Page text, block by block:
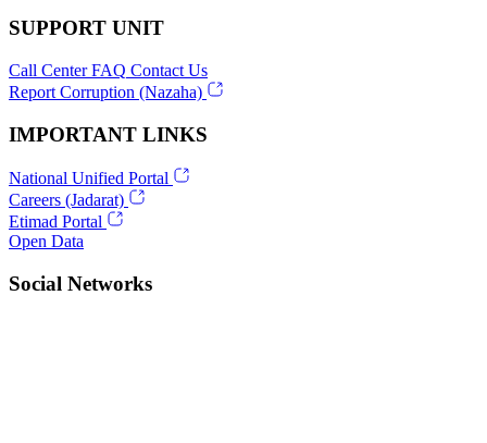
SUPPORT UNIT
Call Center FAQ Contact Us
Report Corruption (Nazaha)
IMPORTANT LINKS
National Unified Portal
Careers (Jadarat)
Etimad Portal
Open Data
Social Networks